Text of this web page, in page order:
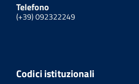
Telefono
(+39) 092322249
Codici istituzionali